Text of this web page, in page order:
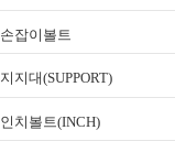
손잡이볼트
지지대(SUPPORT)
인치볼트(INCH)